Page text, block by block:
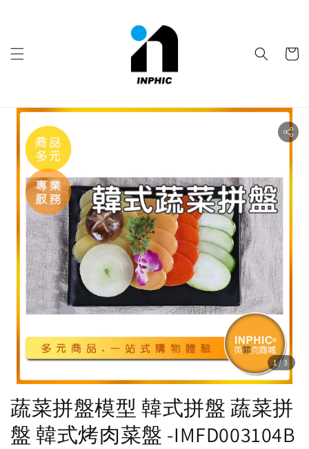
1/3
蔬菜拼盤模型 韓式拼盤 蔬菜拼
盤 韓式烤肉菜盤 -IMFD003104B